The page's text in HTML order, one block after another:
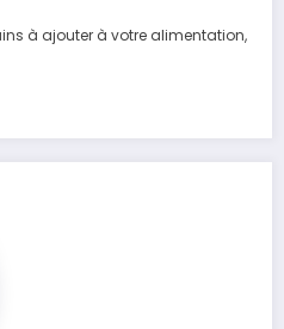
à ajouter à votre alimentation,